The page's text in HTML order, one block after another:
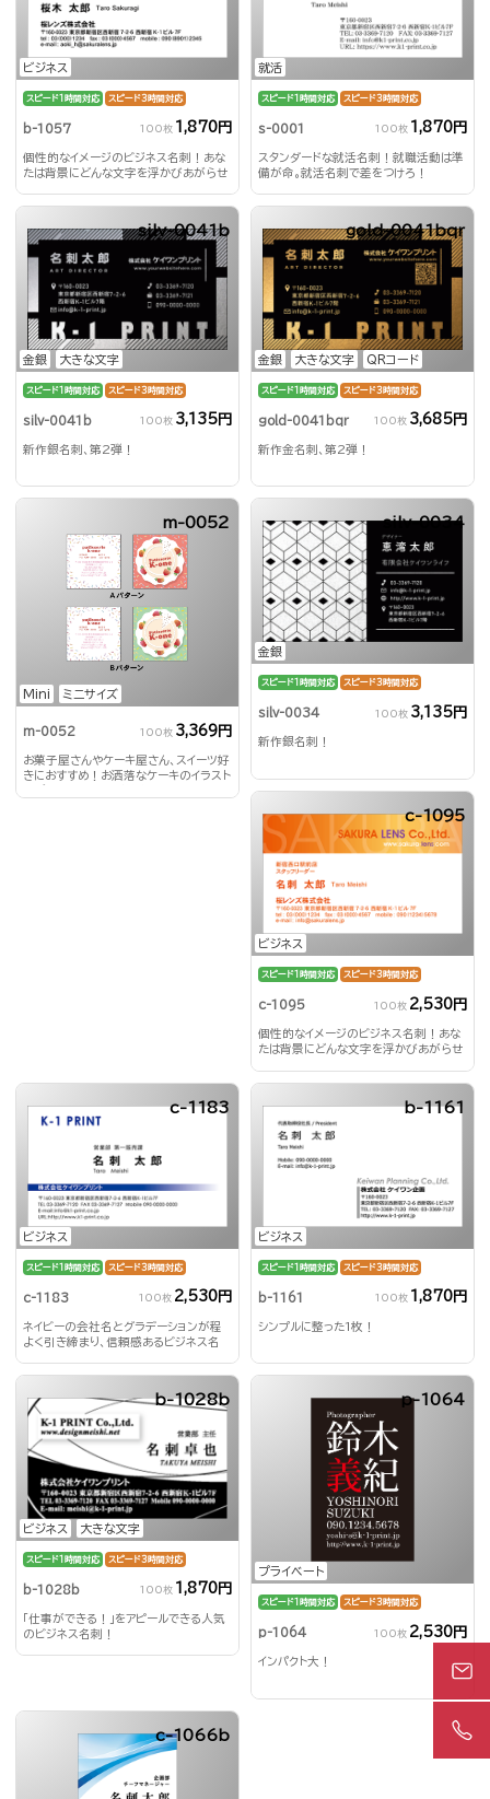
ビジネス
スピード1時間対応 スピード3時間対応
b-1057 100枚 1,870円
個性的なイメージのビジネス名刺！あな
たは背景にどんな文字を浮かびあがらせ
就活
スピード1時間対応 スピード3時間対応
s-0001 100枚 1,870円
スタンダードな就活名刺！就職活動は準
備が命。就活名刺で差をつけろ！
金銀 大きな文字
silv-0041b
スピード1時間対応 スピード3時間対応
silv-0041b 100枚 3,135円
新作銀名刺、第2弾！
金銀 大きな文字 QRコード
gold-0041bqr
スピード1時間対応 スピード3時間対応
gold-0041bqr 100枚 3,685円
新作金名刺、第2弾！
Mini ミニサイズ
m-0052
m-0052 100枚 3,369円
お菓子屋さんやケーキ屋さん、スイーツ好
きにおすすめ！お洒落なケーキのイラスト
金銀
silv-0034
スピード1時間対応 スピード3時間対応
silv-0034 100枚 3,135円
新作銀名刺！
ビジネス
c-1095
スピード1時間対応 スピード3時間対応
c-1095 100枚 2,530円
個性的なイメージのビジネス名刺！あな
たは背景にどんな文字を浮かびあがらせ
ビジネス
c-1183
スピード1時間対応 スピード3時間対応
c-1183 100枚 2,530円
ネイビーの会社名とグラデーションが程
よく引き締まり、信頼感あるビジネス名
ビジネス
b-1161
スピード1時間対応 スピード3時間対応
b-1161 100枚 1,870円
シンプルに整った1枚！
ビジネス 大きな文字
b-1028b
スピード1時間対応 スピード3時間対応
b-1028b 100枚 1,870円
「仕事ができる！」をアピールできる人気
のビジネス名刺！
プライベート
p-1064
スピード1時間対応 スピード3時間対応
p-1064 100枚 2,530円
インパクト大！
c-1066b